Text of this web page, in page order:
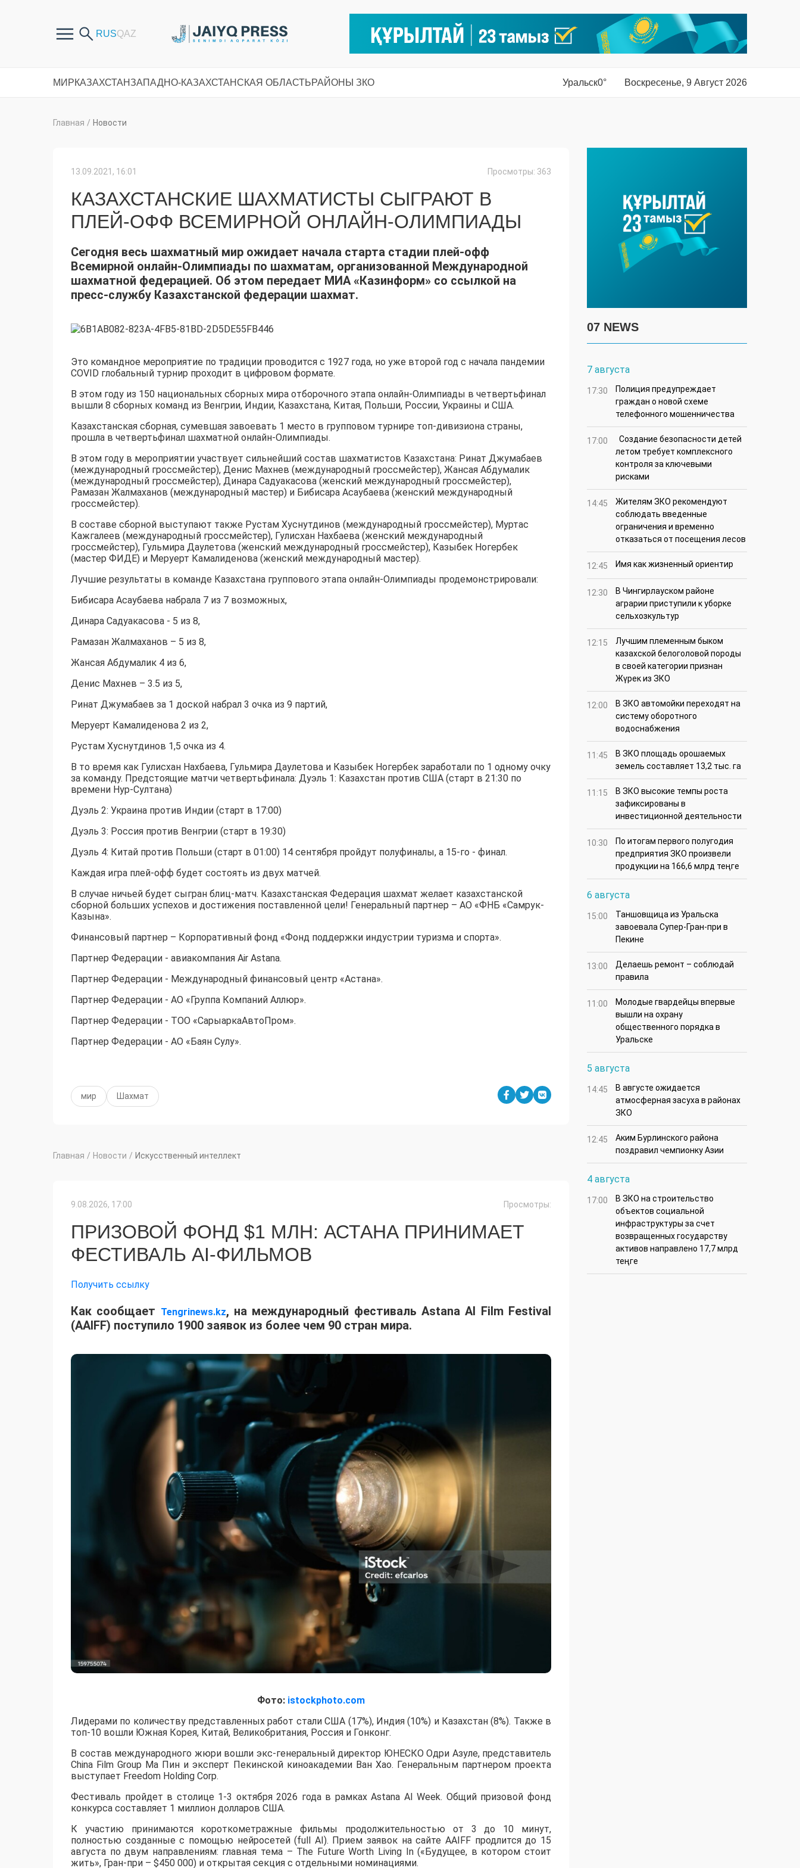
МИРКАЗАХСТАНЗАПАДНО-КАЗАХСТАНСКАЯ ОБЛАСТЬРАЙОНЫ ЗКО Уральск0° Воскресенье, 9 Август 2026
Главная / Новости
13.09.2021, 16:01 Просмотры: 363
КАЗАХСТАНСКИЕ ШАХМАТИСТЫ СЫГРАЮТ В
ПЛЕЙ-ОФФ ВСЕМИРНОЙ ОНЛАЙН-ОЛИМПИАДЫ
Сегодня весь шахматный мир ожидает начала старта стадии плей-офф
Всемирной онлайн-Олимпиады по шахматам, организованной Международной
шахматной федерацией. Об этом передает МИА «Казинформ» со ссылкой на
пресс-службу Казахстанской федерации шахмат.
Это командное мероприятие по традиции проводится с 1927 года, но уже второй год с начала пандемии
COVID глобальный турнир проходит в цифровом формате.
В этом году из 150 национальных сборных мира отборочного этапа онлайн-Олимпиады в четвертьфинал
вышли 8 сборных команд из Венгрии, Индии, Казахстана, Китая, Польши, России, Украины и США.
Казахстанская сборная, сумевшая завоевать 1 место в групповом турнире топ-дивизиона страны,
прошла в четвертьфинал шахматной онлайн-Олимпиады.
В этом году в мероприятии участвует сильнейший состав шахматистов Казахстана: Ринат Джумабаев
(международный гроссмейстер), Денис Махнев (международный гроссмейстер), Жансая Абдумалик
(международный гроссмейстер), Динара Садуакасова (женский международный гроссмейстер),
Рамазан Жалмаханов (международный мастер) и Бибисара Асаубаева (женский международный
гроссмейстер).
В составе сборной выступают также Рустам Хуснутдинов (международный гроссмейстер), Муртас
Кажгалеев (международный гроссмейстер), Гулисхан Нахбаева (женский международный
гроссмейстер), Гульмира Даулетова (женский международный гроссмейстер), Казыбек Ногербек
(мастер ФИДЕ) и Меруерт Камалиденова (женский международный мастер).
Лучшие результаты в команде Казахстана группового этапа онлайн-Олимпиады продемонстрировали:
Бибисара Асаубаева набрала 7 из 7 возможных,
Динара Садуакасова - 5 из 8,
Рамазан Жалмаханов – 5 из 8,
Жансая Абдумалик 4 из 6,
Денис Махнев – 3.5 из 5,
Ринат Джумабаев за 1 доской набрал 3 очка из 9 партий,
Меруерт Камалиденова 2 из 2,
Рустам Хуснутдинов 1,5 очка из 4.
В то время как Гулисхан Нахбаева, Гульмира Даулетова и Казыбек Ногербек заработали по 1 одному очку
за команду. Предстоящие матчи четвертьфинала: Дуэль 1: Казахстан против США (старт в 21:30 по
времени Нур-Султана)
Дуэль 2: Украина против Индии (старт в 17:00)
Дуэль 3: Россия против Венгрии (старт в 19:30)
Дуэль 4: Китай против Польши (старт в 01:00) 14 сентября пройдут полуфиналы, а 15-го - финал.
Каждая игра плей-офф будет состоять из двух матчей.
В случае ничьей будет сыгран блиц-матч. Казахстанская Федерация шахмат желает казахстанской
сборной больших успехов и достижения поставленной цели! Генеральный партнер – АО «ФНБ «Самрук-
Казына».
Финансовый партнер – Корпоративный фонд «Фонд поддержки индустрии туризма и спорта».
Партнер Федерации - авиакомпания Air Astana.
Партнер Федерации - Международный финансовый центр «Астана».
Партнер Федерации - АО «Группа Компаний Аллюр».
Партнер Федерации - ТОО «СарыаркаАвтоПром».
Партнер Федерации - АО «Баян Сулу».
мир Шахмат
Главная / Новости / Искусственный интеллект
9.08.2026, 17:00 Просмотры:
ПРИЗОВОЙ ФОНД $1 МЛН: АСТАНА ПРИНИМАЕТ
ФЕСТИВАЛЬ AI-ФИЛЬМОВ
Получить ссылку
Как сообщает Tengrinews.kz, на международный фестиваль Astana AI Film Festival
(AAIFF) поступило 1900 заявок из более чем 90 стран мира.
Фото: istockphoto.com
Лидерами по количеству представленных работ стали США (17%), Индия (10%) и Казахстан (8%). Также в
топ-10 вошли Южная Корея, Китай, Великобритания, Россия и Гонконг.
В состав международного жюри вошли экс-генеральный директор ЮНЕСКО Одри Азуле, представитель
China Film Group Ма Пин и эксперт Пекинской киноакадемии Ван Хао. Генеральным партнером проекта
выступает Freedom Holding Corp.
​Фестиваль пройдет в столице 1-3 октября 2026 года в рамках Astana AI Week. Общий призовой фонд
конкурса составляет 1 миллион долларов США.
К участию принимаются короткометражные фильмы продолжительностью от 3 до 10 минут,
полностью созданные с помощью нейросетей (full AI). Прием заявок на сайте AAIFF продлится до 15
августа по двум направлениям: главная тема – The Future Worth Living In («Будущее, в котором стоит
жить», Гран-при – $450 000) и открытая секция с отдельными номинациями.
07 NEWS
7 августа
17:30
Полиция предупреждает
граждан о новой схеме
телефонного мошенничества
17:00
Создание безопасности детей
летом требует комплексного
контроля за ключевыми
рисками
14:45
Жителям ЗКО рекомендуют
соблюдать введенные
ограничения и временно
отказаться от посещения лесов
12:45 Имя как жизненный ориентир
12:30
В Чингирлауском районе
аграрии приступили к уборке
сельхозкультур
12:15
Лучшим племенным быком
казахской белоголовой породы
в своей категории признан
Жүрек из ЗКО
12:00
В ЗКО автомойки переходят на
систему оборотного
водоснабжения
11:45
В ЗКО площадь орошаемых
земель составляет 13,2 тыс. га
11:15
В ЗКО высокие темпы роста
зафиксированы в
инвестиционной деятельности
10:30
По итогам первого полугодия
предприятия ЗКО произвели
продукции на 166,6 млрд теңге
6 августа
15:00
Таншовщица из Уральска
завоевала Супер-Гран-при в
Пекине
13:00
Делаешь ремонт – соблюдай
правила
11:00
Молодые гвардейцы впервые
вышли на охрану
общественного порядка в
Уральске
5 августа
14:45
В августе ожидается
атмосферная засуха в районах
ЗКО
12:45
Аким Бурлинского района
поздравил чемпионку Азии
4 августа
17:00
В ЗКО на строительство
объектов социальной
инфраструктуры за счет
возвращенных государству
активов направлено 17,7 млрд
теңге